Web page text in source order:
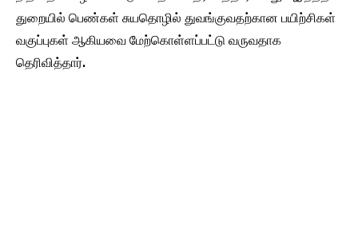
துறையில் பெண்கள் சுயதொழில் துவங்குவதற்கான பயிற்சிகள்
வகுப்புகள் ஆகியவை மேற்கொள்ளப்பட்டு வருவதாக
தெரிவித்தார்.